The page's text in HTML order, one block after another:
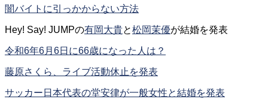
闇バイトに引っかからない方法
Hey! Say! JUMPの有岡大貴と松岡茉優が結婚を発表
令和6年6月6日に66歳になった人は？
藤原さくら、ライブ活動休止を発表
サッカー日本代表の堂安律が一般女性と結婚を発表